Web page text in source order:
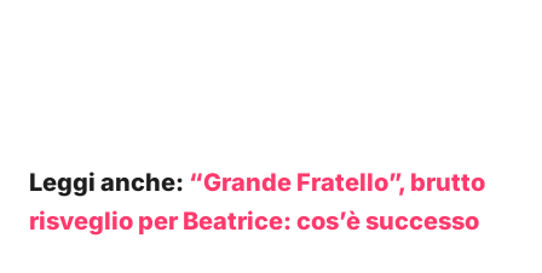
Leggi anche: “Grande Fratello”, brutto
risveglio per Beatrice: cos’è successo